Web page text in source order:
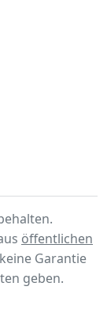
öffentlichen
Garantie
geben.